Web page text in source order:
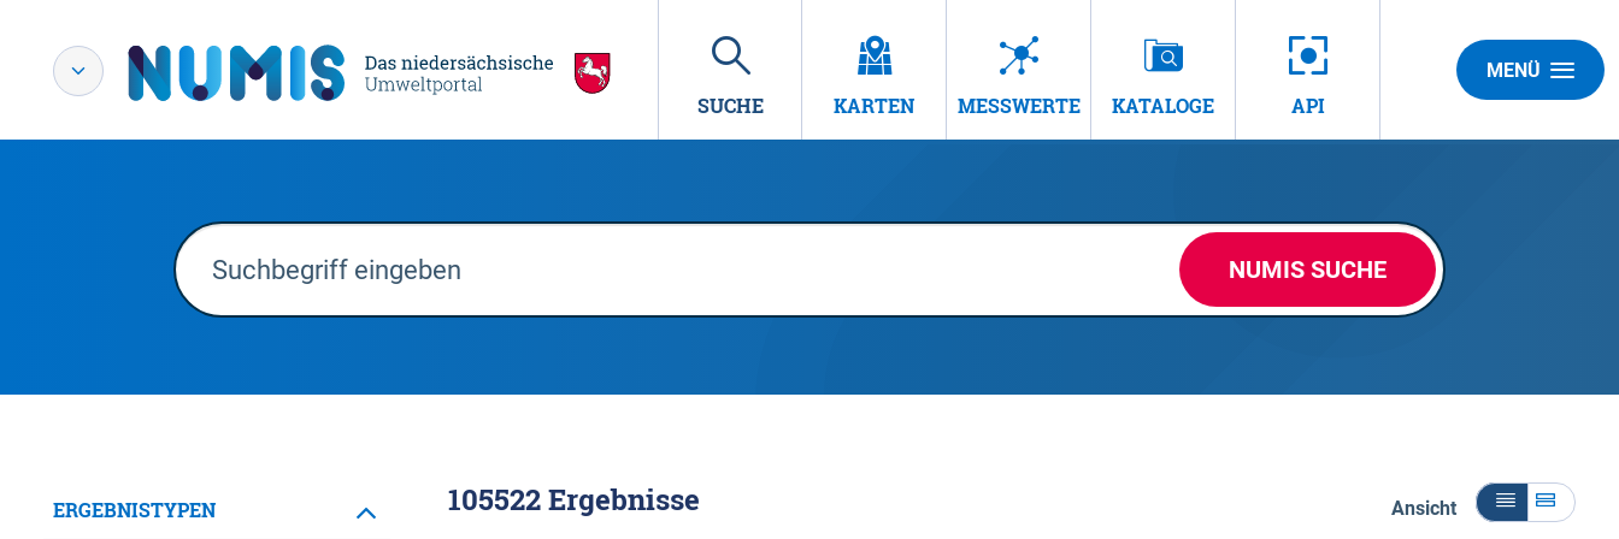
SUCHE KARTEN MESSWERTE KATALOGE API
MENÜ
NUMIS SUCHE
ERGEBNISTYPEN 105522Ergebnisse Ansicht